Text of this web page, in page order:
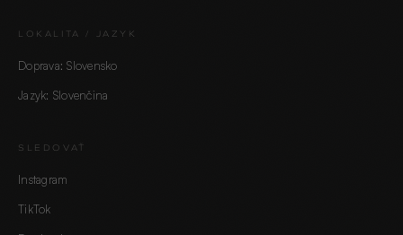
LOKALITA / JAZYK
Doprava: Slovensko
Jazyk: Slovenčina
SLEDOVAŤ
Instagram
TikTok